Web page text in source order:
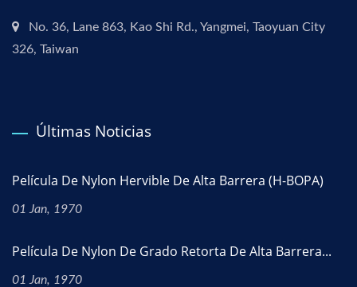
No. 36, Lane 863, Kao Shi Rd., Yangmei, Taoyuan City
326, Taiwan
Últimas Noticias
Película De Nylon Hervible De Alta Barrera (H-BOPA)
01 Jan, 1970
Película De Nylon De Grado Retorta De Alta Barrera...
01 Jan, 1970